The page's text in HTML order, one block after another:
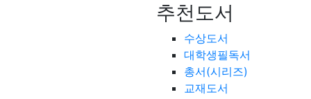
추천도서
수상도서
대학생필독서
총서(시리즈)
교재도서